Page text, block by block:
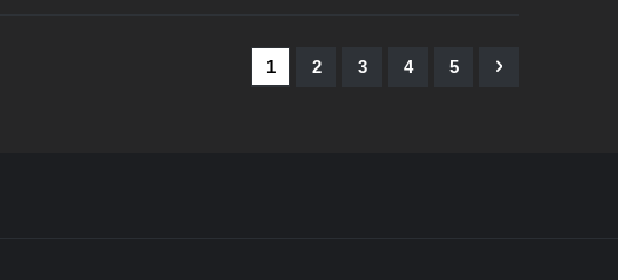
SeiteSie lesen gerade Seite
1 Seite
2 Seite
3 Seite
4 Seite
5 Seite
Weiter